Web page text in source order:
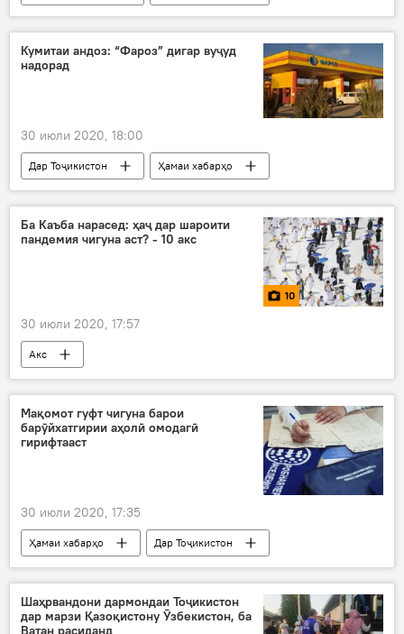
эътироз
телевизион
Туркманистон
Вазорати умури хориҷии Тоҷикистон
Кумитаи андоз: “Фароз” дигар вуҷуд
надорад
30 июли 2020, 18:00
Дар Тоҷикистон
Ҳамаи хабарҳо
андоз
Фароз
фаъолият
қатъ
Ба Каъба нарасед: ҳаҷ дар шароити
пандемия чигуна аст? - 10 акс
10
30 июли 2020, 17:57
Акс
Мақомот гуфт чигуна барои
барӯйхатгирии аҳолӣ омодагӣ
гирифтааст
30 июли 2020, 17:35
Ҳамаи хабарҳо
Дар Тоҷикистон
рӯйхат
баланд
маърака
аҳолӣ
Шаҳрвандони дармондаи Тоҷикистон
дар марзи Қазоқистону Ӯзбекистон, ба
Ватан расиданд